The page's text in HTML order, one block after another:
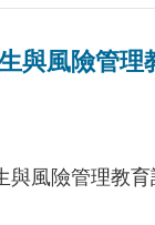
與風險管理
與風險管理教